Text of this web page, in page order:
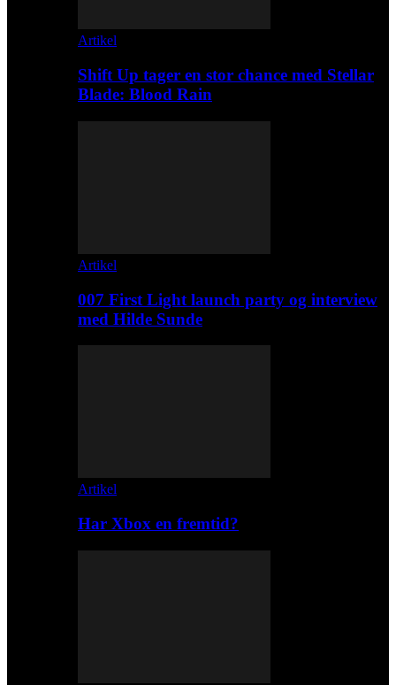
Artikel
Shift Up tager en stor chance med Stellar
Blade: Blood Rain
Artikel
007 First Light launch party og interview
med Hilde Sunde
Artikel
Har Xbox en fremtid?